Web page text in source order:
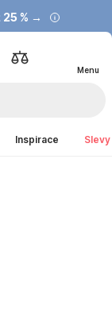
% →
Menu
Inspirace